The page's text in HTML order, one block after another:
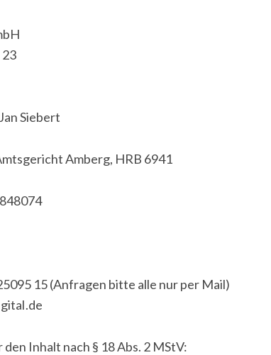
Siebert
Amberg, HRB 6941
15 (Anfragen bitte alle nur per Mail)
Inhalt nach § 18 Abs. 2 MStV: